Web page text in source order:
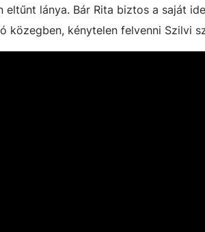
eltűnt lánya. Bár Rita biztos a saját
közegben, kénytelen felvenni Szilvi